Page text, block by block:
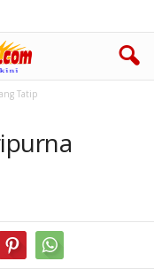
Tatip